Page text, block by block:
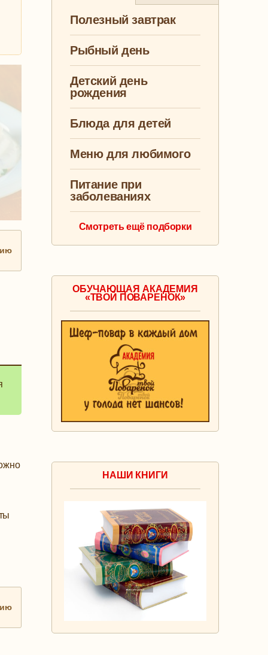
Полезный завтрак
Рыбный день
Детский день
рождения
Блюда для детей
Меню для любимого
Питание при
заболеваниях
Смотреть ещё подборки
ОБУЧАЮЩАЯ АКАДЕМИЯ
«ТВОЙ ПОВАРЕНОК»
НАШИ КНИГИ